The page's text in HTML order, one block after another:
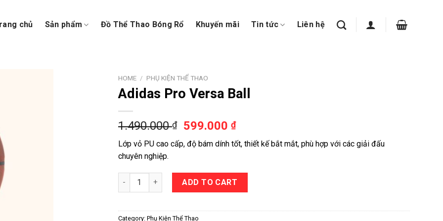
chủ Sản phẩm Đồ Thể Thao Bóng Rổ Khuyến mãi Tin tức Liên hệ
HOME / PHỤ KIỆN THỂ THAO
Adidas Pro Versa Ball
1.490.000₫ 599.000₫
Lớp vỏ PU cao cấp, độ bám dính tốt, thiết kế bắt mắt, phù hợp với các giải đấu
chuyên nghiệp.
Adidas Pro Versa Ball quantity
ADD TO CART
Category: Phụ Kiện Thể Thao